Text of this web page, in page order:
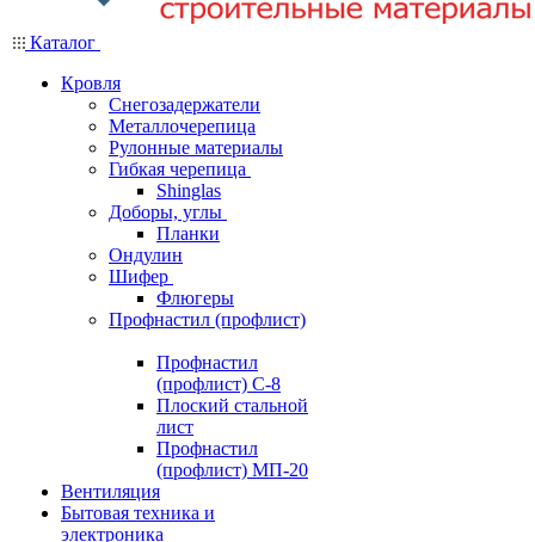
Каталог
Кровля
Снегозадержатели
Металлочерепица
Рулонные материалы
Гибкая черепица
Shinglas
Доборы, углы
Планки
Ондулин
Шифер
Флюгеры
Профнастил (профлист)
Профнастил
(профлист) С-8
Плоский стальной
лист
Профнастил
(профлист) МП-20
Вентиляция
Бытовая техника и
электроника